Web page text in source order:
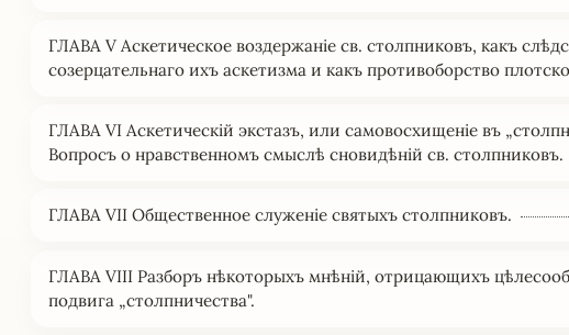
ГЛАВА V Аскетическое воздержаніе св. столпниковъ, какъ
созерцательнаго ихъ аскетизма и какъ противоборство
ГЛАВА VI Аскетическій экстазъ, или самовосхищеніе въ
Вопросъ о нравственномъ смыслѣ сновидѣній св. столпниковъ.
ГЛАВА VII Общественное служеніе святыхъ столпниковъ.
ГЛАВА VIII Разборъ нѣкоторыхъ мнѣній, отрицающихъ
подвига „столпничества".